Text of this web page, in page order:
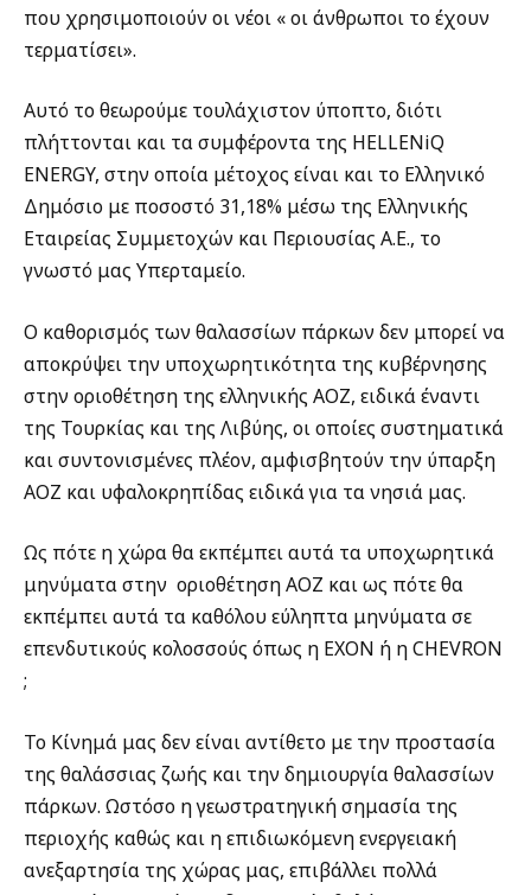
που χρησιμοποιούν οι νέοι « οι άνθρωποι το έχουν
τερματίσει».
Αυτό το θεωρούμε τουλάχιστον ύποπτο, διότι
πλήττονται και τα συμφέροντα της HELLENiQ
ENERGY, στην οποία μέτοχος είναι και το Ελληνικό
Δημόσιο με ποσοστό 31,18% μέσω της Ελληνικής
Εταιρείας Συμμετοχών και Περιουσίας Α.Ε., το
γνωστό μας Υπερταμείο.
Ο καθορισμός των θαλασσίων πάρκων δεν μπορεί να
αποκρύψει την υποχωρητικότητα της κυβέρνησης
στην οριοθέτηση της ελληνικής ΑΟΖ, ειδικά έναντι
της Τουρκίας και της Λιβύης, οι οποίες συστηματικά
και συντονισμένες πλέον, αμφισβητούν την ύπαρξη
ΑΟΖ και υφαλοκρηπίδας ειδικά για τα νησιά μας.
Ως πότε η χώρα θα εκπέμπει αυτά τα υποχωρητικά
μηνύματα στην οριοθέτηση ΑΟΖ και ως πότε θα
εκπέμπει αυτά τα καθόλου εύληπτα μηνύματα σε
επενδυτικούς κολοσσούς όπως η ΕΧΟΝ ή η CHEVRON
;
Το Κίνημά μας δεν είναι αντίθετο με την προστασία
της θαλάσσιας ζωής και την δημιουργία θαλασσίων
πάρκων. Ωστόσο η γεωστρατηγική σημασία της
περιοχής καθώς και η επιδιωκόμενη ενεργειακή
ανεξαρτησία της χώρας μας, επιβάλλει πολλά